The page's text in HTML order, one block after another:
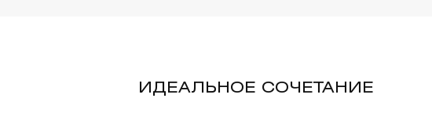
ИДЕАЛЬНОЕ СОЧЕТАНИЕ